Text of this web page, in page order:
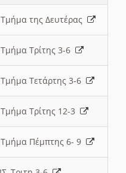
της Δευτέρας
Τρίτης 3-6
Τετάρτης 3-6
Τρίτης 12-3
Τμήμα Πέμπτης 6- 9